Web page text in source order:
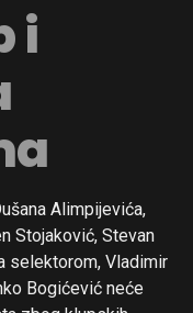
i
Alimpijevića,
Stojaković, Stevan
selektorom, Vladimir
Bogićević neće